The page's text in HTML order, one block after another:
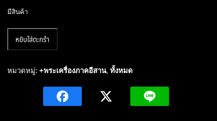
มีสินค้า
เหรียญ
หลวง
หยิบใส่ตะกร้า
หมวดหมู่: +พระเครื่องภาคอีสาน, ทั้งหมด